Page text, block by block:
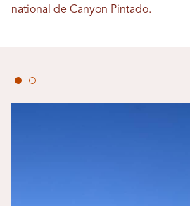
national de Canyon Pintado.